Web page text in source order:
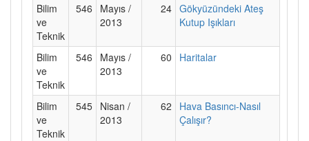
Bilim
ve
Teknik
546
Mayıs /
2013
24 Gökyüzündeki Ateş
Kutup Işıkları
Bilim
ve
Teknik
546
Mayıs /
2013
60 Haritalar
Bilim
ve
Teknik
545 Nisan /
2013
62
Hava Basıncı-Nasıl
Çalışır?